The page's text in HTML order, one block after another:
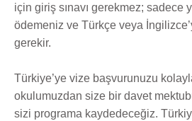
için giriş sınavı gerekmez; sadece
ödemeniz ve Türkçe veya
gerekir.
Türkiye’ye vize başvurunuzu
okulumuzdan size bir davet
sizi programa kaydedeceğiz.